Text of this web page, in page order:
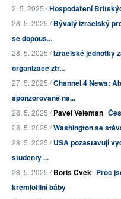
2. 5. 2025 /Hospodaření
28. 5. 2025 /Bývalý izraelský
se dopouš...
28. 5. 2025 /Izraelské jednotky
organizace ztr...
27. 5. 2025 /Channel 4 News:
sponzorované na...
28. 5. 2025 /Pavel Veleman
28. 5. 2025 /Washington se
28. 5. 2025 /USA pozastavují
studenty ...
28. 5. 2025 /Boris Cvek Proč
kremlofilní báby